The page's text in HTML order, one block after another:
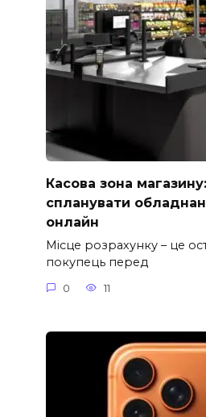
Касова зона
спланувати
онлайн
Місце розрахунку – це
покупець перед
0 11